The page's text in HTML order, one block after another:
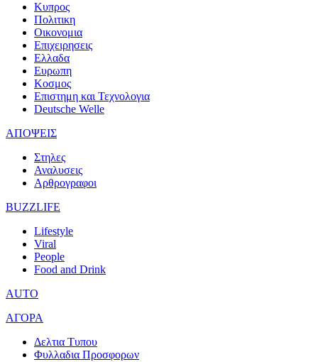
Κυπρος
Πολιτικη
Οικονομια
Επιχειρησεις
Ελλαδα
Ευρωπη
Κοσμος
Επιστημη και Τεχνολογια
Deutsche Welle
ΑΠΟΨΕΙΣ
Στηλες
Αναλυσεις
Αρθρογραφοι
BUZZLIFE
Lifestyle
Viral
People
Food and Drink
AUTO
ΑΓΟΡΑ
Δελτια Τυπου
Φυλλαδια Προσφορων